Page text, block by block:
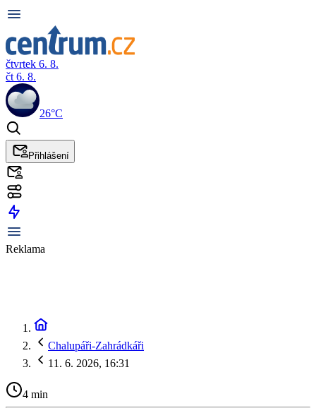
čtvrtek 6. 8.
čt 6. 8.
26°C
Přihlášení
Reklama
Chalupáři-Zahrádkáři
11. 6. 2026, 16:31
4 min